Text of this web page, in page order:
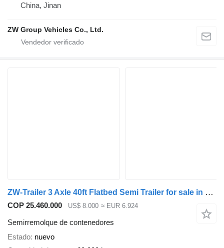
China, Jinan
ZW Group Vehicles Co., Ltd.
ZW-Trailer 3 Axle 40ft Flatbed Semi Trailer for sale in Oman
COP 25.460.000 US$ 8.000 ≈ EUR 6.924
Semirremolque de contenedores
Estado nuevo